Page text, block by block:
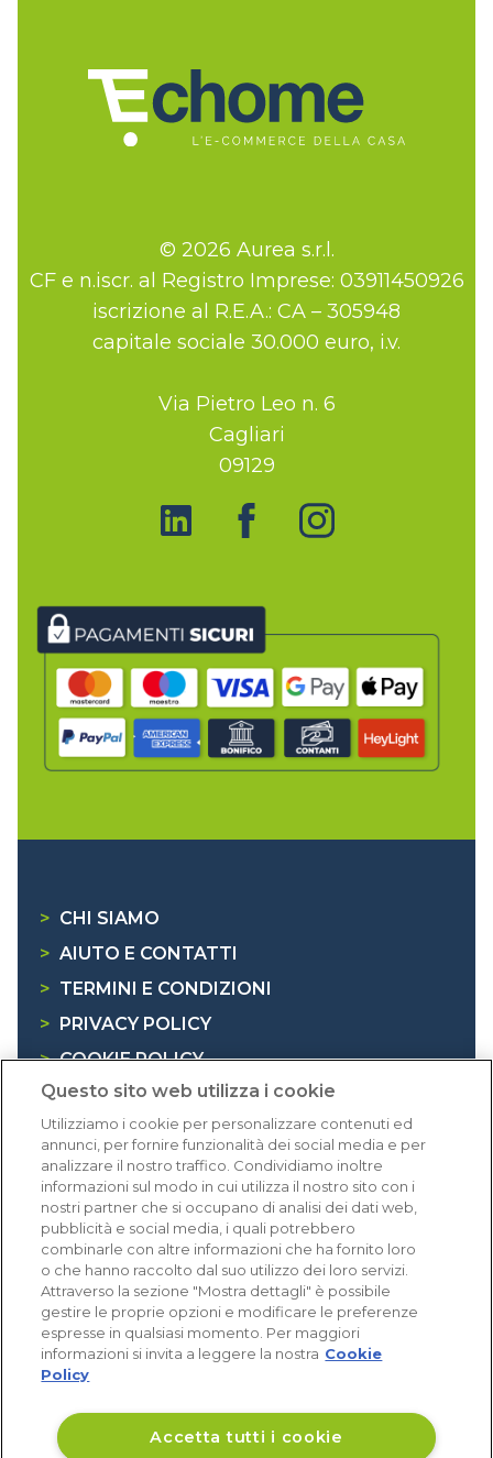
© 2026 Aurea s.r.l.
CF e n.iscr. al Registro Imprese: 03911450926
iscrizione al R.E.A.: CA – 305948
capitale sociale 30.000 euro, i.v.
Via Pietro Leo n. 6
Cagliari
09129
> CHI SIAMO
> AIUTO E CONTATTI
> TERMINI E CONDIZIONI
>
PRIVACY POLICY
> COOKIE POLICY
> INFORMATIVA RAEE
Dicono di noi
1.640 recensioni
Eccellente (4,8)
Acquisti verificati
Questo sito web utilizza i cookie
Utilizziamo i cookie per personalizzare contenuti ed
annunci, per fornire funzionalità dei social media e per
analizzare il nostro traffico. Condividiamo inoltre
informazioni sul modo in cui utilizza il nostro sito con i
nostri partner che si occupano di analisi dei dati web,
pubblicità e social media, i quali potrebbero
combinarle con altre informazioni che ha fornito loro
o che hanno raccolto dal suo utilizzo dei loro servizi.
Attraverso la sezione "Mostra dettagli" è possibile
gestire le proprie opzioni e modificare le preferenze
espresse in qualsiasi momento. Per maggiori
informazioni si invita a leggere la nostra Cookie
Policy
Accetta tutti i cookie